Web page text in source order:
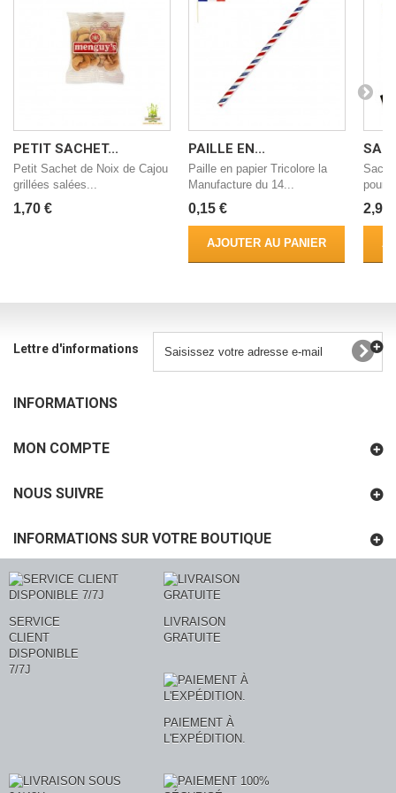
PETIT SACHET...
Petit Sachet de Noix de Cajou
grillées salées...
1,70 €
PAILLE EN...
Paille en papier Tricolore la
Manufacture du 14...
0,15 €
AJOUTER AU PANIER
Sac
pour
2,90
Lettre d'informations
INFORMATIONS
MON COMPTE
NOUS SUIVRE
INFORMATIONS SUR VOTRE BOUTIQUE
SERVICE
CLIENT
DISPONIBLE
7/7J
LIVRAISON
GRATUITE
PAIEMENT À
L'EXPÉDITION.